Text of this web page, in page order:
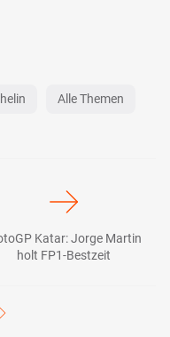
Alle Themen
Katar: Jorge Martin
holt FP1-Bestzeit